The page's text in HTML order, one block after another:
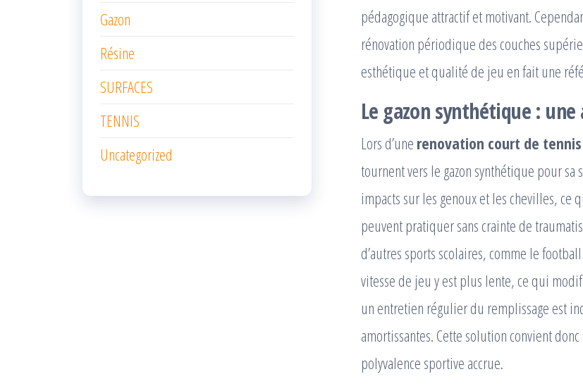
pédagogique attractif et motivant.
rénovation périodique des couches
esthétique et qualité de jeu en fait une
Le gazon synthétique :
Lors d’une renovation court de
tournent vers le gazon synthétique pour
impacts sur les genoux et les chevilles, ce
peuvent pratiquer sans crainte de
d’autres sports scolaires, comme le
vitesse de jeu y est plus lente, ce qui
un entretien régulier du remplissage est
amortissantes. Cette solution convient
polyvalence sportive accrue.
Gazon
Résine
SURFACES
TENNIS
Uncategorized